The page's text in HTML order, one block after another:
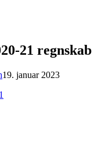
21 regnskab
19. januar 2023